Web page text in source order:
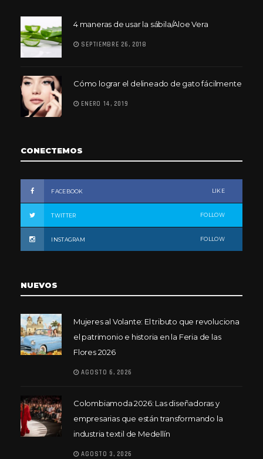
4 maneras de usar la sábila/Aloe Vera
SEPTIEMBRE 26, 2018
Cómo lograr el delineado de gato fácilmente
ENERO 14, 2019
CONECTEMOS
FACEBOOK LIKE
TWITTER FOLLOW
INSTAGRAM FOLLOW
NUEVOS
Mujeres al Volante: El tributo que revoluciona
el patrimonio e historia en la Feria de las
Flores 2026
AGOSTO 6, 2026
Colombiamoda 2026: Las diseñadoras y
empresarias que están transformando la
industria textil de Medellín
AGOSTO 3, 2026